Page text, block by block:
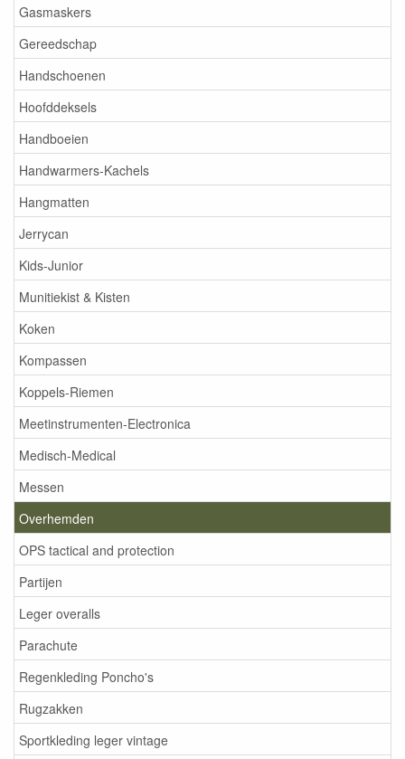
Gasmaskers
Gereedschap
Handschoenen
Hoofddeksels
Handboeien
Handwarmers-Kachels
Hangmatten
Jerrycan
Kids-Junior
Munitiekist & Kisten
Koken
Kompassen
Koppels-Riemen
Meetinstrumenten-Electronica
Medisch-Medical
Messen
Overhemden
OPS tactical and protection
Partijen
Leger overalls
Parachute
Regenkleding Poncho's
Rugzakken
Sportkleding leger vintage